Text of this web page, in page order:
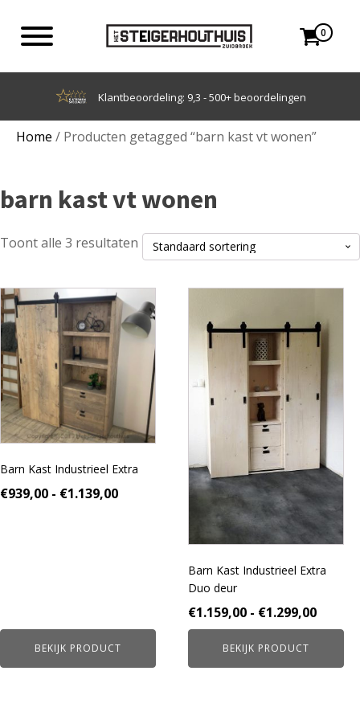
0
Klantbeoordeling: 9,3 - 500+ beoordelingen
Home / Producten getagged “barn kast vt wonen”
barn kast vt wonen
Toont alle 3 resultaten
Barn Kast Industrieel Extra
€939,00 - €1.139,00Prijsklasse:
BEKIJK PRODUCT
Dit
product
heeft
meerdere
variaties.
Deze
optie
kan
gekozen
op
de
Barn Kast Industrieel Extra
Duo deur
€1.159,00 - €1.299,00
BEKIJK PRODUCT
heeft
meerdere
variaties.
Deze
optie
gekozen
op
de
productpagina